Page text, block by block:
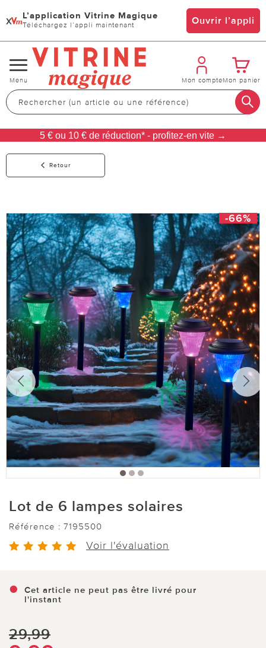
x L’application Vitrine Magique
Téléchargez l’appli maintenant Ouvrir l’appli
Changer
de
navigation
Menu Mon compteMon panier
5 € ou 10 € de réduction* - profitez-en vite →
Retour
-66%
Lot de 6 lampes solaires
Référence : 7195500
Voir l'évaluation
Cet article ne peut pas être livré pour
l'instant
29,99